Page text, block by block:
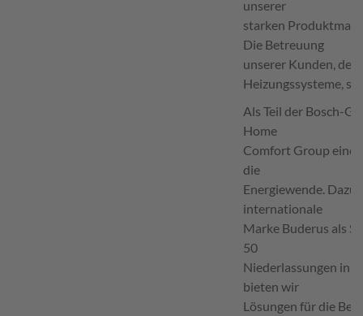
unserer
starken
Die Betreuung
unserer Kunden,
Heizungssysteme,
Als Teil der Bosch-
Home
Comfort Group
die
Energiewende. Dazu
internationale
Marke Buderus als
50
Niederlassungen in
bieten wir
Lösungen für die